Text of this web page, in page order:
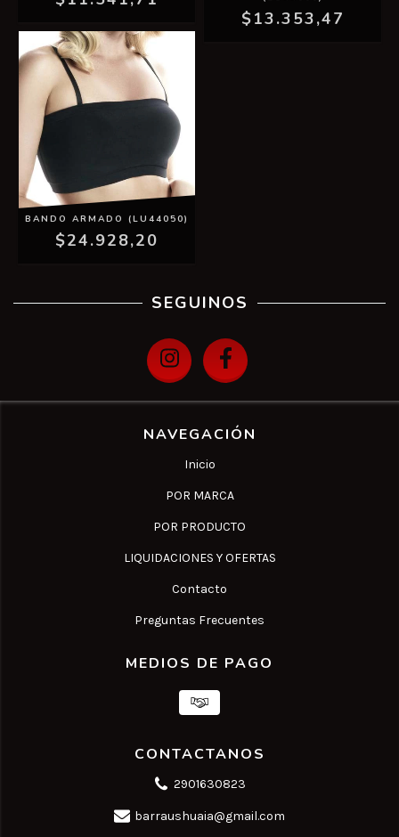
$13.353,47
BANDO ARMADO (LU44050)
$24.928,20
SEGUINOS
NAVEGACIÓN
Inicio
POR MARCA
POR PRODUCTO
LIQUIDACIONES Y OFERTAS
Contacto
Preguntas Frecuentes
MEDIOS DE PAGO
CONTACTANOS
2901630823
barraushuaia@gmail.com